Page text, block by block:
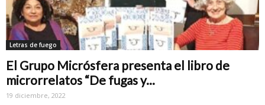
Letras de fuego
El Grupo Micrósfera presenta el libro de
microrrelatos “De fugas y...
19 diciembre, 2022